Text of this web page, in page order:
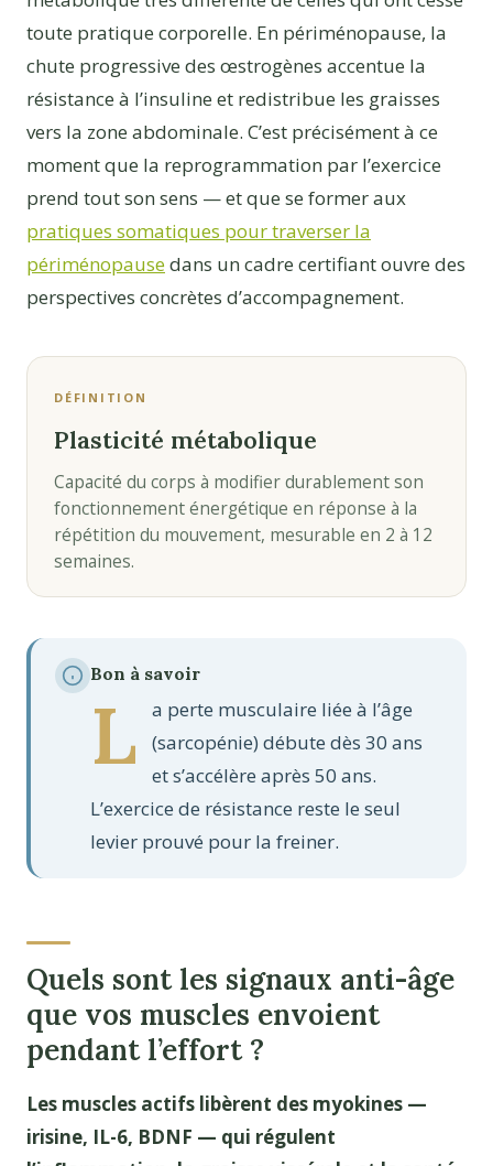
toute pratique corporelle. En périménopause, la
chute progressive des œstrogènes accentue la
résistance à l’insuline et redistribue les graisses
vers la zone abdominale. C’est précisément à ce
moment que la reprogrammation par l’exercice
prend tout son sens — et que se former aux
pratiques somatiques pour traverser la
périménopausedans un cadre certifiant ouvre des
perspectives concrètes d’accompagnement.
DÉFINITION
Plasticité métabolique
Capacité du corps à modifier durablement son
fonctionnement énergétique en réponse à la
répétition du mouvement, mesurable en 2 à 12
semaines.
Bon à savoir
L
a perte musculaire liée à l’âge
(sarcopénie) débute dès 30 ans
et s’accélère après 50 ans.
L’exercice de résistance reste le seul
levier prouvé pour la freiner.
Quels sont les signaux anti-âge
que vos muscles envoient
pendant l’effort ?
Les muscles actifs libèrent des myokines —
irisine, IL-6, BDNF — qui régulent